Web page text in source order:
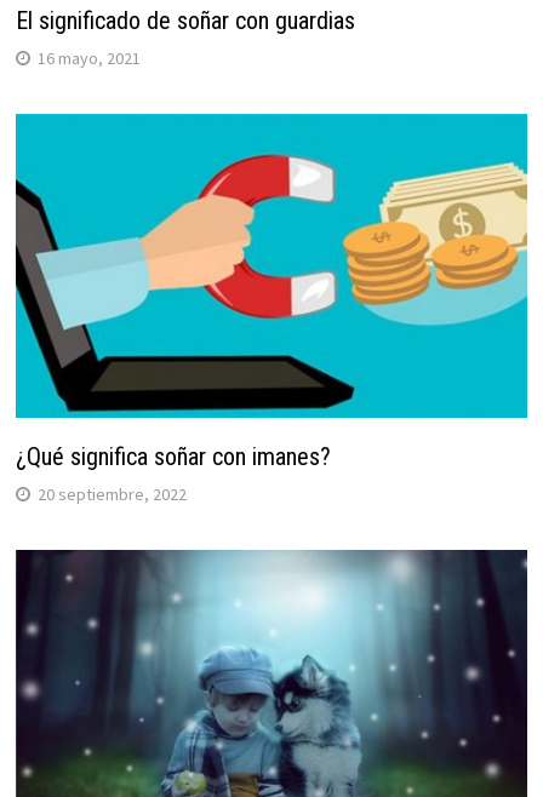
El significado de soñar con guardias
16 mayo, 2021
¿Qué significa soñar con imanes?
20 septiembre, 2022